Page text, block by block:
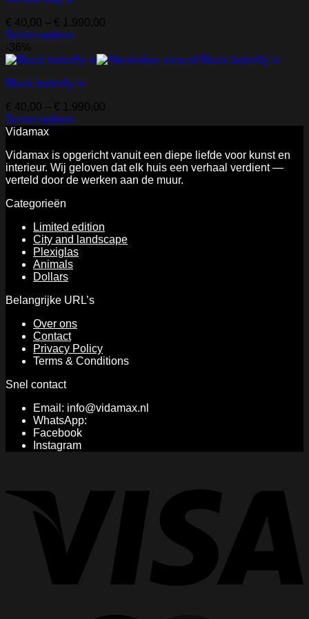
on
product
page
The
options
may
be
on
product
page
€ 40,00 – € 1.990,00
through
Select options
This
product
multiple
The
options
may
chosen
on
the
page
-36%
Black butterfly lv
€ 40,00 – € 1.990,00
€ 1.990,00
Select options
This
has
multiple
variants.
options
chosen
product
Vidamax
Vidamax is opgericht vanuit een diepe liefde voor kunst en
interieur. Wij geloven dat elk huis een verhaal verdient —
verteld door de werken aan de muur.
Categorieën
Limited edition
City and landscape
Plexiglas
Animals
Dollars
Belangrijke URL’s
Over ons
Contact
Privacy Policy
Terms & Conditions
Snel contact
Email: info@vidamax.nl
WhatsApp:
Facebook
Instagram